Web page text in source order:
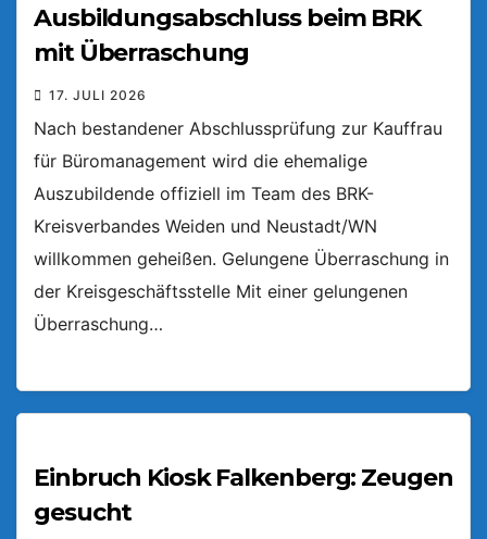
Ausbildungsabschluss beim BRK
mit Überraschung
17. JULI 2026
Nach bestandener Abschlussprüfung zur Kauffrau
für Büromanagement wird die ehemalige
Auszubildende offiziell im Team des BRK-
Kreisverbandes Weiden und Neustadt/WN
willkommen geheißen. Gelungene Überraschung in
der Kreisgeschäftsstelle Mit einer gelungenen
Überraschung…
Einbruch Kiosk Falkenberg: Zeugen
gesucht